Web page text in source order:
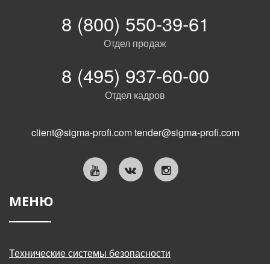
8 (800) 550-39-61
Отдел продаж
8 (495) 937-60-00
Отдел кадров
client@sigma-profi.comtender@sigma-profi.com
МЕНЮ
Технические системы безопасности